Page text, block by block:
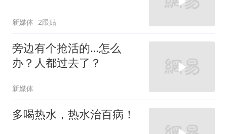
新媒体 2跟贴
旁边有个抢活的…怎么
办？人都过去了？
新媒体
多喝热水，热水治百病！